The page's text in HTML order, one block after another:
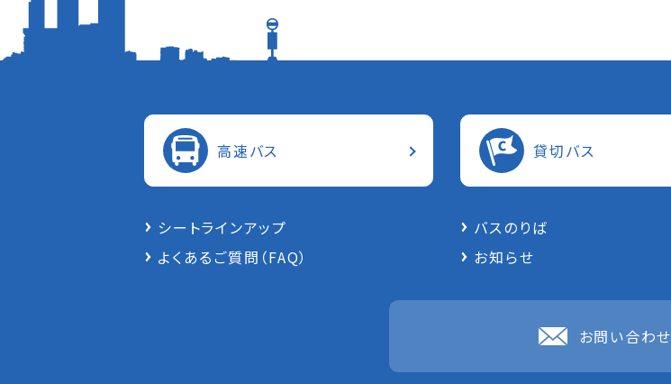
⾼速バス 貸切バス
シートラインアップ バスのりば
よくあるご質問（FAQ）
お知らせ
お問い合わせ